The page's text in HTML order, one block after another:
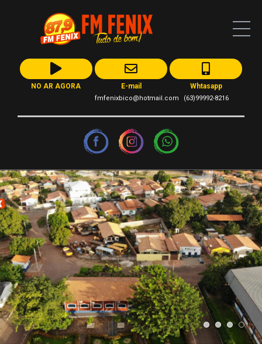
NO AR AGORA E-mail
fmfenixbico@hotmail.com
Whtasapp
(63)99992-8216